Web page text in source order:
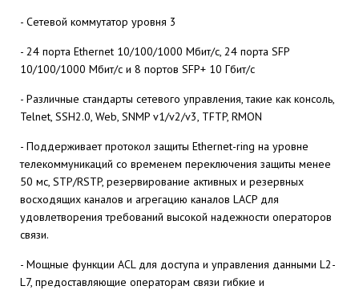
- Сетевой коммутатор уровня 3
- 24 порта Ethernet 10/100/1000 Мбит/с, 24 порта SFP
10/100/1000 Мбит/с и 8 портов SFP+ 10 Гбит/с
- Различные стандарты сетевого управления, такие как консоль,
Telnet, SSH2.0, Web, SNMP v1/v2/v3, TFTP, RMON
- Поддерживает протокол защиты Ethernet-ring на уровне
телекоммуникаций со временем переключения защиты менее
50 мс, STP/RSTP, резервирование активных и резервных
восходящих каналов и агрегацию каналов LACP для
удовлетворения требований высокой надежности операторов
связи.
- Мощные функции ACL для доступа и управления данными L2-
L7, предоставляющие операторам связи гибкие и